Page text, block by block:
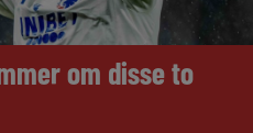
om disse to